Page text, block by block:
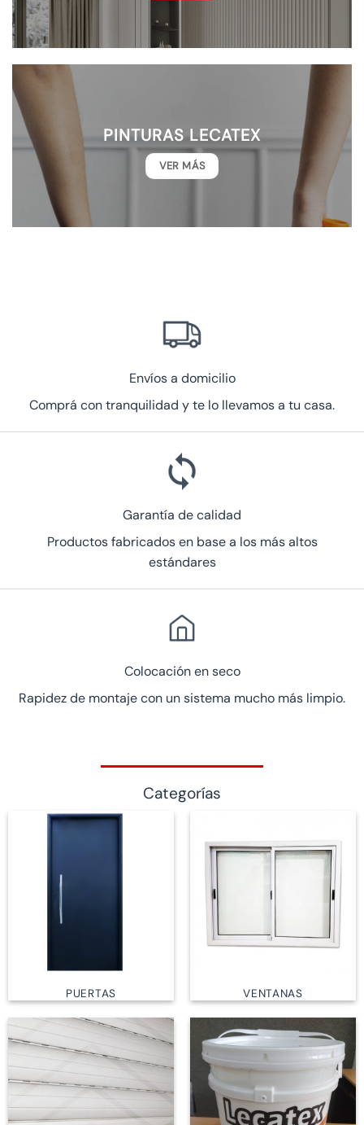
PINTURAS LECATEX
VER MÁS
Envíos a domicilio
Comprá con tranquilidad y te lo llevamos a tu casa.
Garantía de calidad
Productos fabricados en base a los más altos
estándares
Colocación en seco
Rapidez de montaje con un sistema mucho más limpio.
Categorías
PUERTAS VENTANAS